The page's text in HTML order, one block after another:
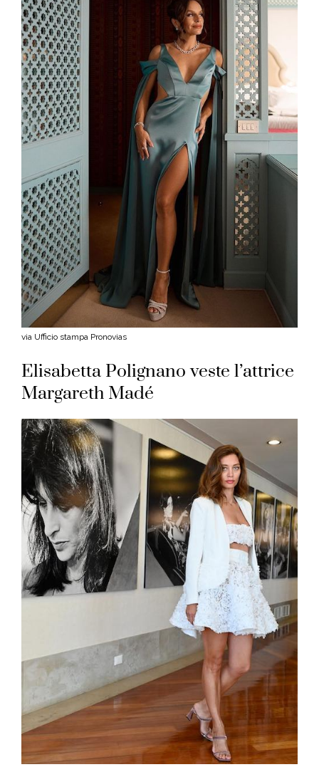
via Ufficio stampa Pronovias
Elisabetta Polignano veste l’attrice
Margareth Madé